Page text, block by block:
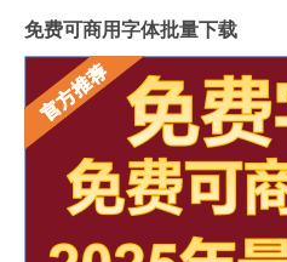
免费可商用字体批量下载